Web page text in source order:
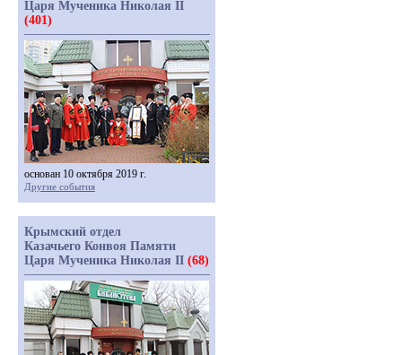
Царя Мученика Николая II
(401)
основан 10 октября 2019 г.
Другие события
Крымский отдел
Казачьего Конвоя Памяти
Царя Мученика Николая II (68)